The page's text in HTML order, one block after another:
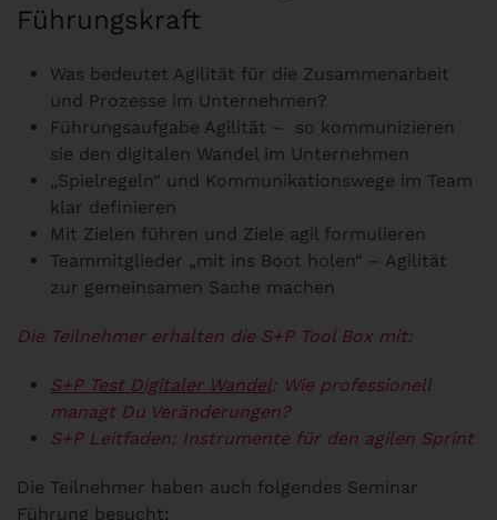
Führungskraft
Was bedeutet Agilität für die Zusammenarbeit
und Prozesse im Unternehmen?
Führungsaufgabe Agilität – so kommunizieren
sie den digitalen Wandel im Unternehmen
„Spielregeln“ und Kommunikationswege im Team
klar definieren
Mit Zielen führen und Ziele agil formulieren
Teammitglieder „mit ins Boot holen“ – Agilität
zur gemeinsamen Sache machen
Die Teilnehmer erhalten die S+P Tool Box mit:
S+P Test Digitaler Wandel: Wie professionell
managt Du Veränderungen?
S+P Leitfaden: Instrumente für den agilen Sprint
Die Teilnehmer haben auch folgendes Seminar
Führung besucht: